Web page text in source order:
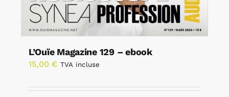
L’Ouïe Magazine 129 – ebook
15,00 € TVA incluse